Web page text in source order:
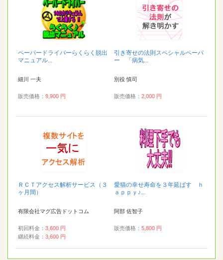
ペーパードライバーらくらく脱出
マニュアル...
細川 一夫
販売価格： 9,900 円
引き寄せの法則スペシャルペーパ
ー 「病気...
別役 慎司
販売価格： 2,000 円
ＲＣＴアクセス解析サービス（３
ヶ月間）
有限会社マグ広告ドットコム
初回料金： 3,600 円
継続料金： 3,600 円
愛猫の幸せ寿命を３年延ばす ｈ
ａｐｐｙ♪...
阿部 佐智子
販売価格： 5,800 円